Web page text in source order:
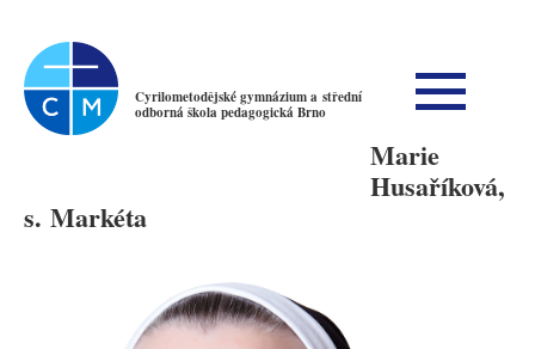
Cyrilometodějské gymnázium a střední
odborná škola pedagogická Brno
Marie
Husaříková,
s. Markéta